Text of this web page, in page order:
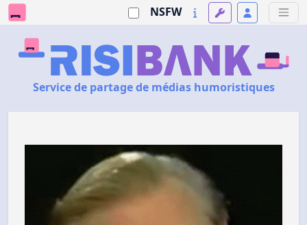
NSFW
Service de partage de médias humoristiques